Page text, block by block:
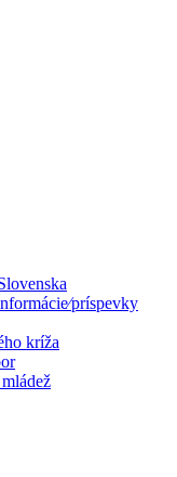
kríža